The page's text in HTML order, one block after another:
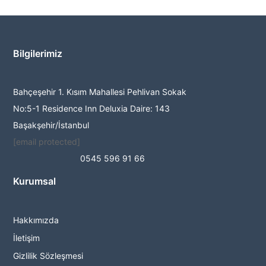
Bilgilerimiz
Bahçeşehir 1. Kısım Mahallesi Pehlivan Sokak
No:5-1 Residence Inn Deluxia Daire: 143
Başakşehir/İstanbul
[email protected]
0545 596 91 66
Kurumsal
Hakkımızda
İletişim
Gizlilik Sözleşmesi